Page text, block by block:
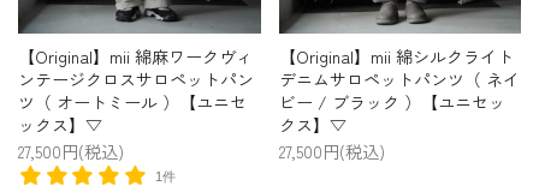
【Original】mii 綿麻ワークヴィ
ンテージクロスサロペットパン
ツ（ オートミール ）【ユニセ
ックス】▽
27,500円(税込)
1件
【Original】mii 綿シルクライト
デニムサロペットパンツ（ ネイ
ビー / ブラック ）【ユニセッ
クス】▽
27,500円(税込)